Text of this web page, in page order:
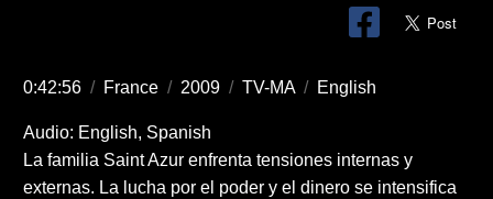
0:42:56 / France / 2009 / TV-MA / English
Audio: English, Spanish
La familia Saint Azur enfrenta tensiones internas y
externas. La lucha por el poder y el dinero se intensifica